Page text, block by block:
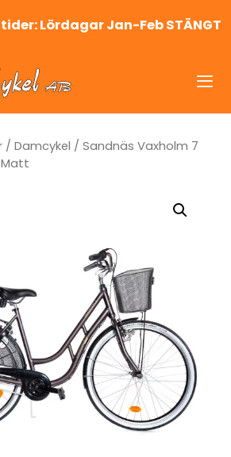
Lördagar Jan-Feb STÄNGT
/ Damcykel / Sandnäs Vaxholm 7
Matt